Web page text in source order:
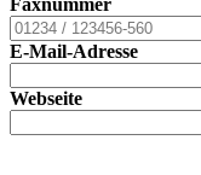
E-Mail-Adresse
Webseite